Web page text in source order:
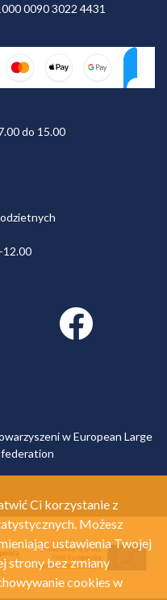
0090 3022 4431
do 15.00
12.00
Facebook link
w European Large
Ci korzystanie z
Możesz
ustawienia Twojej
strony bez zmiany
cookies w